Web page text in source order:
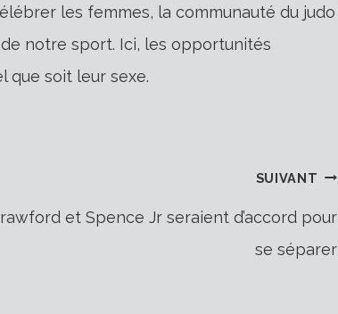
les femmes, la communauté du judo
notre sport. Ici, les opportunités
que soit leur sexe.
SUIVANT
et Spence Jr seraient d’accord pour
se séparer